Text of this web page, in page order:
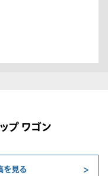
プ ワゴン
を見る